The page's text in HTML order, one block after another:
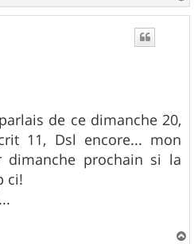
a
u
de ce dimanche 20,
11, Dsl encore... mon
prochain si la
ci!